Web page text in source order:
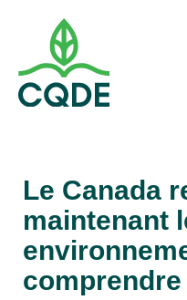
Le Canada
maintenant
comprendre